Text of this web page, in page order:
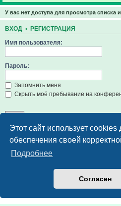
Этот сайт использует cookies
обеспечения своей
Подробнее
Согласен
У вас нет доступа для просмотра списка
ВХОД • РЕГИСТРАЦИЯ
Имя пользователя:
Пароль:
Запомнить меня
Скрыть моё пребывание на
Киевское метро
Создано на основе